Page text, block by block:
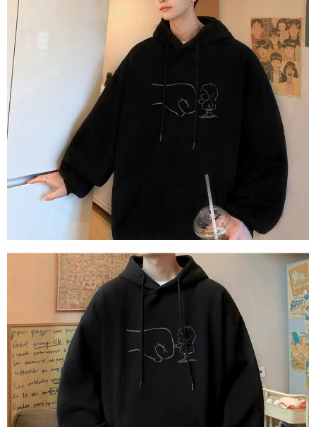
1. Perkhidmatan ini disediakan oleh "Taiwan Mobile Co., Ltd." untuk
membolehkan pengguna membeli produk atau perkhidmatan melalui
perkhidmatan ini semasa transaksi, dan kedai akan menyerahkan hak
tuntutan harga jual/beli ansuran kepada syarikat ini untuk membayar bil
menggunakan bil syarikat ini.
2. Berdasarkan tujuan kontrak persetujuan pembayaran menggunakan
"Pembayaran Ansuran Gogo", kedai akan memberikan maklumat peribadi
anda (termasuk nama, telefon atau alamat) kepada Taiwan Mobile untuk
pengumpulan, pemprosesan dan penggunaan, untuk pengesahan,
semakan dan pembetulan data yang diperlukan untuk bil ansuran oleh
Taiwan Mobile.
3. Sila baca syarat perkhidmatan pengguna secara lengkap melalui
pautan berikut: https://oppay.tw/userRule